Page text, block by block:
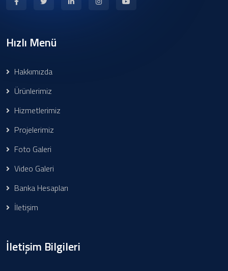
Hızlı Menü
Hakkımızda
Ürünlerimiz
Hizmetlerimiz
Projelerimiz
Foto Galeri
Video Galeri
Banka Hesapları
İletişim
İletişim Bilgileri